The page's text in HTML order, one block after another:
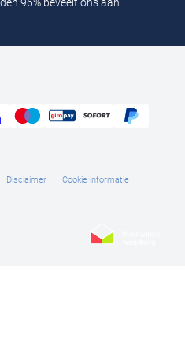
96% beveelt ons aan.
Disclaimer
Cookie informatie